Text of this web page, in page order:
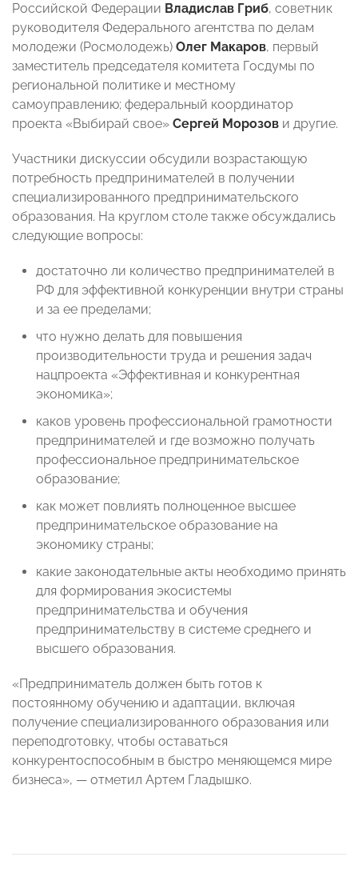
Российской Федерации Владислав Гриб, советник
руководителя Федерального агентства по делам
молодежи (Росмолодежь) Олег Макаров, первый
заместитель председателя комитета Госдумы по
региональной политике и местному
самоуправлению; федеральный координатор
проекта «Выбирай свое» Сергей Морозов и другие.
Участники дискуссии обсудили возрастающую
потребность предпринимателей в получении
специализированного предпринимательского
образования. На круглом столе также обсуждались
следующие вопросы:
достаточно ли количество предпринимателей в
РФ для эффективной конкуренции внутри страны
и за ее пределами;
что нужно делать для повышения
производительности труда и решения задач
нацпроекта «Эффективная и конкурентная
экономика»;
каков уровень профессиональной грамотности
предпринимателей и где возможно получать
профессиональное предпринимательское
образование;
как может повлиять полноценное высшее
предпринимательское образование на
экономику страны;
какие законодательные акты необходимо принять
для формирования экосистемы
предпринимательства и обучения
предпринимательству в системе среднего и
высшего образования.
«Предприниматель должен быть готов к
постоянному обучению и адаптации, включая
получение специализированного образования или
переподготовку, чтобы оставаться
конкурентоспособным в быстро меняющемся мире
бизнеса», — отметил Артем Гладышко.